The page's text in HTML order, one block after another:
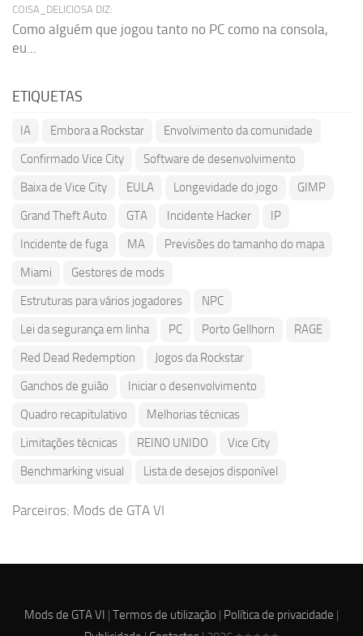
COISA_DELICIOSA DIZ:
Como alguém que jogou tanto no PC como na consola,
eu...
ETIQUETAS
IA Embora a Rockstar
Envolvimento da comunidade
Confirmado Vice City
Software de desenvolvimento
Baixa de Vice City
EULA Longevidade do jogo
GIMP
Grand Theft Auto
GTA Incidente Hacker
IP
Incidente de fuga
MA
Previsões do tamanho do mapa
Miami
Gestores de mods
Estruturas para vários jogadores
NPC
Lei da segurança em linha
PC Porto Gellhorn
RAGE
Red Dead Redemption
Jogos da Rockstar
Ganchos de guião
Iniciar o desenvolvimento
Quadro recapitulativo
Melhorias técnicas
Limitações técnicas
REINO UNIDO
Vice City
Benchmarking visual
Lista de desejos disponível
Parceiros: Mods de GTA VI
Mods de GTA VI | Termos de utilização | Política de privacidade |